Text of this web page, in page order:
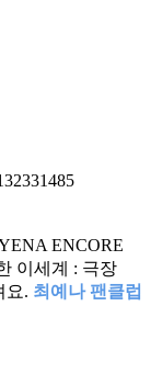
ENCORE
이세계 : 극장
요. 최예나 팬클럽